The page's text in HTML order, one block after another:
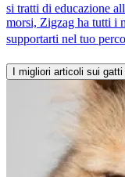
si tratti di educazione
morsi, Zigzag ha tutti i
supportarti nel tuo
I migliori articoli sui gatti